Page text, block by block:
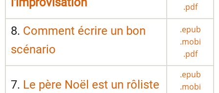
.pdf
8. Comment écrire un bon
scénario
.epub
.mobi
.pdf
7. Le père Noël est un rôliste
.epub
.mobi